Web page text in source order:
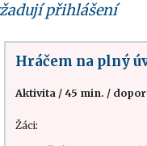
přihlášení
Hráčem na plný
Aktivita /45 min. /
Žáci: